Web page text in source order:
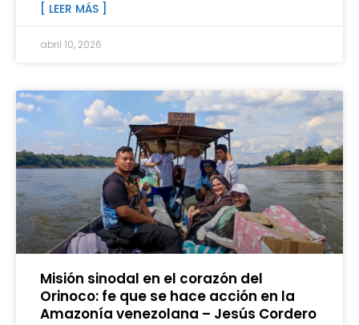
[ LEER MÁS ]
abril 10, 2026
Misión sinodal en el corazón del
Orinoco: fe que se hace acción en la
Amazonía venezolana – Jesús Cordero